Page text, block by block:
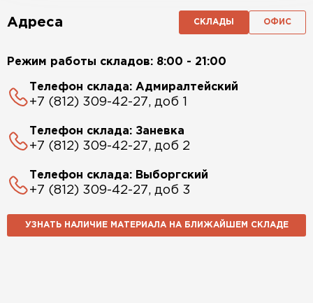
Адреса СКЛАДЫ ОФИС
Режим работы складов: 8:00 - 21:00
Телефон склада: Адмиралтейский
+7 (812) 309-42-27, доб 1
Телефон склада: Заневка
+7 (812) 309-42-27, доб 2
Телефон склада: Выборгский
+7 (812) 309-42-27, доб 3
УЗНАТЬ НАЛИЧИЕ МАТЕРИАЛА НА БЛИЖАЙШЕМ СКЛАДЕ